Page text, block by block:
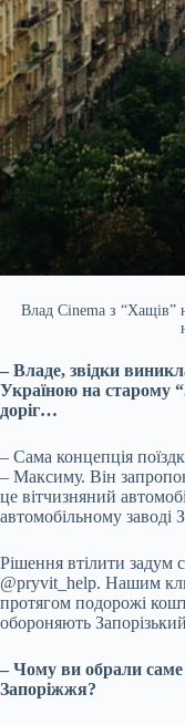
Влад Cinema з “Хащів”
– Владе, звідки
Україною на старому
доріг…
– Сама концепція
– Максиму. Він
це вітчизняний
автомобільному заводі
Рішення втілити задум
@pryvit_help. Нашим
протягом подорожі
обороняють
– Чому ви обрали
Запоріжжя?